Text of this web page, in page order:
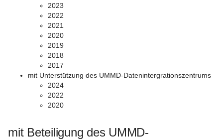
Medizinische Daten für die Forschung
UMMD-Datenintegrationszentrum
Publikationen
Studienportal
UAC
2023
2022
2021
2020
2019
2018
2017
mit Unterstützung des UMMD-Datenintergrationszentrums
2024
2022
2020
mit Beteiligung des UMMD-